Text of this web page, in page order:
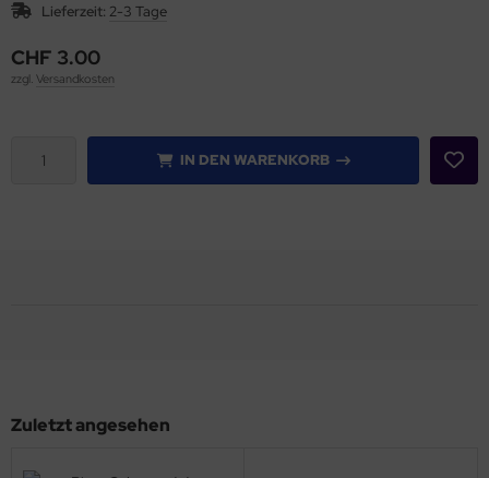
Lieferzeit: 2-3 Tage
CHF 3.00
zzgl. Versandkosten
IN DEN WARENKORB
Zuletzt angesehen